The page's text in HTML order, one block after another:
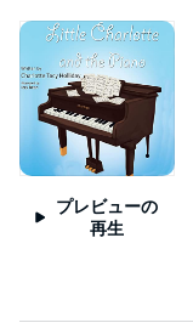
プレビューの
再生